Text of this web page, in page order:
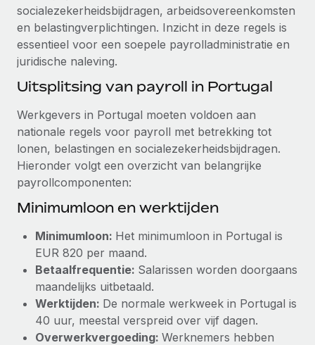
kandidaten
Compliance Watchtower
Blijf compliance-risico's voor
Apparaatbeheer
Lever en track wereldwijd IT-middelen
Entiteiten oprichten
Stel snel compliant entiteiten op
Mobiliteit en overplaatsing
Plaats werknemers moeiteloos over
Secundaire arbeidsvoorwaarden
Eenvoudig secundaire arbeidsvoorwaarden
beheren
Alle bronnen bekijken
BLOG
Global Payroll
EOR en PEO
Contractor Management
Belastingen
Naar de blog
BLOG
Productupdates van Remote: Gusto- en Xero-
integraties en Contractor Management Plus
Het blijft de missie van Remote om alle soorten bedrijven
te helpen bij het aannemen, beheren en...
socialezekerheidsbijdragen, arbeidsovereenkomsten
en belastingverplichtingen. Inzicht in deze regels is
essentieel voor een soepele payrolladministratie en
juridische naleving.
Uitsplitsing van payroll in Portugal
Werkgevers in Portugal moeten voldoen aan
nationale regels voor payroll met betrekking tot
lonen, belastingen en socialezekerheidsbijdragen.
Hieronder volgt een overzicht van belangrijke
payrollcomponenten:
Minimumloon en werktijden
Minimumloon: Het minimumloon in Portugal is
EUR 820 per maand.
Betaalfrequentie: Salarissen worden doorgaans
maandelijks uitbetaald.
Werktijden: De normale werkweek in Portugal is
40 uur, meestal verspreid over vijf dagen.
Overwerkvergoeding: Werknemers hebben